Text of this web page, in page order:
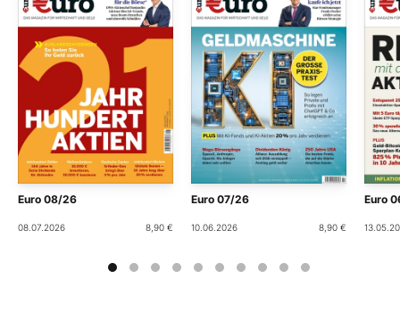
Euro 08/26
08.07.2026 8,90 €
Euro 07/26
10.06.2026 8,90 €
Euro